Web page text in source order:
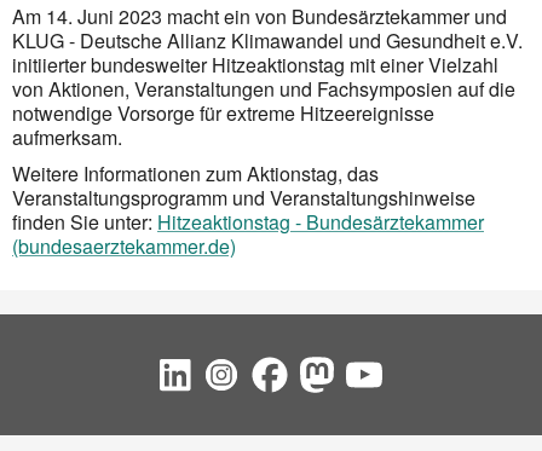
Am 14. Juni 2023 macht ein von Bundesärztekammer und
KLUG - Deutsche Allianz Klimawandel und Gesundheit e.V.
initiierter bundesweiter Hitzeaktionstag mit einer Vielzahl
von Aktionen, Veranstaltungen und Fachsymposien auf die
notwendige Vorsorge für extreme Hitzeereignisse
aufmerksam.
Weitere Informationen zum Aktionstag, das
Veranstaltungsprogramm und Veranstaltungshinweise
finden Sie unter: Hitzeaktionstag - Bundesärztekammer
(bundesaerztekammer.de)
Social Bookmarks